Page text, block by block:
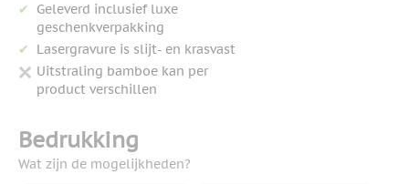
Geleverd inclusief luxe
geschenkverpakking
Lasergravure is slijt- en krasvast
Uitstraling bamboe kan per
product verschillen
Bedrukking
Wat zijn de mogelijkheden?